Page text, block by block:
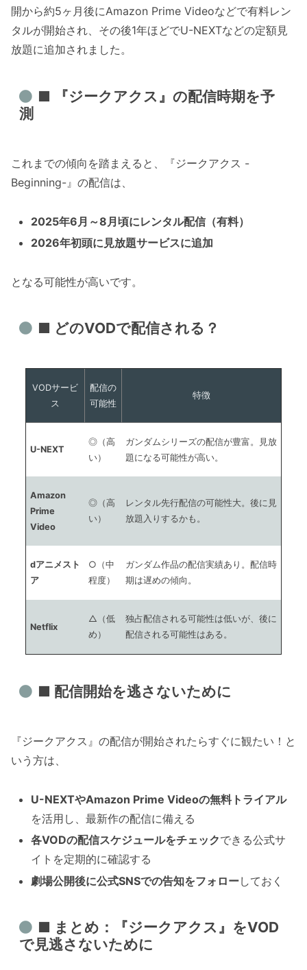
開から約5ヶ月後にAmazon Prime Videoなどで有料レン
タルが開始され、その後1年ほどでU-NEXTなどの定額見
放題に追加されました。
■ 『ジークアクス』の配信時期を予
測
これまでの傾向を踏まえると、『ジークアクス -
Beginning-』の配信は、
2025年6月～8月頃にレンタル配信（有料）
2026年初頭に見放題サービスに追加
となる可能性が高いです。
■ どのVODで配信される？
VODサービ
ス
配信の
可能性
特徴
U-NEXT
◎（高
い）
ガンダムシリーズの配信が豊富。見放
題になる可能性が高い。
Amazon
Prime
Video
◎（高
い）
レンタル先行配信の可能性大。後に見
放題入りするかも。
dアニメスト
ア
○（中
程度）
ガンダム作品の配信実績あり。配信時
期は遅めの傾向。
Netflix
△（低
め）
独占配信される可能性は低いが、後に
配信される可能性はある。
■ 配信開始を逃さないために
『ジークアクス』の配信が開始されたらすぐに観たい！と
いう方は、
U-NEXTやAmazon Prime Videoの無料トライアル
を活用し、最新作の配信に備える
各VODの配信スケジュールをチェックできる公式サ
イトを定期的に確認する
劇場公開後に公式SNSでの告知をフォローしておく
■ まとめ：『ジークアクス』をVOD
で見逃さないために